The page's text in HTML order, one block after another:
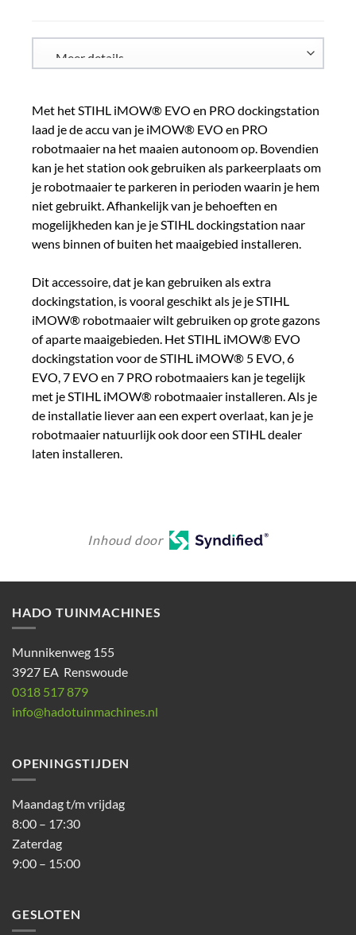
Met het STIHL iMOW® EVO en PRO dockingstation
laad je de accu van je iMOW® EVO en PRO
robotmaaier na het maaien autonoom op. Bovendien
kan je het station ook gebruiken als parkeerplaats om
je robotmaaier te parkeren in perioden waarin je hem
niet gebruikt. Afhankelijk van je behoeften en
mogelijkheden kan je je STIHL dockingstation naar
wens binnen of buiten het maaigebied installeren.
Dit accessoire, dat je kan gebruiken als extra
dockingstation, is vooral geschikt als je je STIHL
iMOW® robotmaaier wilt gebruiken op grote gazons
of aparte maaigebieden. Het STIHL iMOW® EVO
dockingstation voor de STIHL iMOW® 5 EVO, 6
EVO, 7 EVO en 7 PRO robotmaaiers kan je tegelijk
met je STIHL iMOW® robotmaaier installeren. Als je
de installatie liever aan een expert overlaat, kan je je
robotmaaier natuurlijk ook door een STIHL dealer
laten installeren.
Inhoud door
HADO TUINMACHINES
Munnikenweg 155
3927 EA Renswoude
0318 517 879
info@hadotuinmachines.nl
OPENINGSTIJDEN
Maandag t/m vrijdag
8:00 – 17:30
Zaterdag
9:00 – 15:00
GESLOTEN